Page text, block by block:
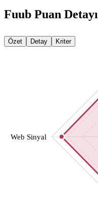
Fuub Puan Detayı
Özet Detay Kriter
Web Sinyal